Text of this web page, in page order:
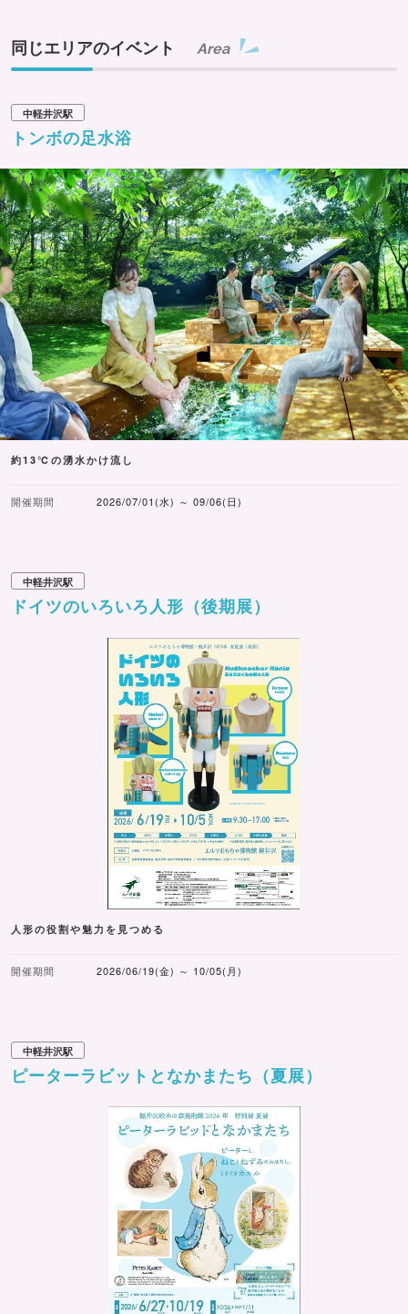
同じエリアのイベント Area
中軽井沢駅
トンボの足水浴
約13℃の湧水かけ流し
開催期間 2026/07/01(水) ～ 09/06(日)
中軽井沢駅
ドイツのいろいろ人形（後期展）
人形の役割や魅力を見つめる
開催期間 2026/06/19(金) ～ 10/05(月)
中軽井沢駅
ピーターラビットとなかまたち（夏展）